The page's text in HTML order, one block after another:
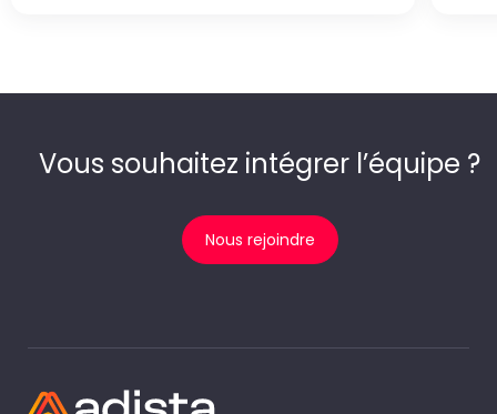
Vous souhaitez intégrer l’équipe ?
Nous rejoindre